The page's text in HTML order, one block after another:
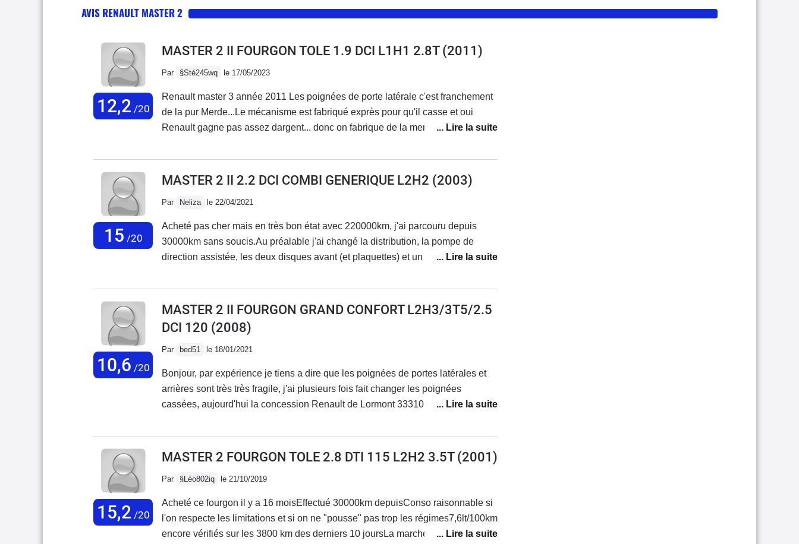
AVIS RENAULT MASTER 2
12,2 /20
MASTER 2 II FOURGON TOLE 1.9 DCI L1H1 2.8T(2011)
Par §Sté245wq le 17/05/2023
Renault master 3 année 2011 Les poignées de porte latérale c'est franchement
de la pur Merde...Le mécanisme est fabriqué exprès pour qu'il casse et oui
Renault gagne pas assez dargent... donc on fabrique de la merde pour faire
petit ergot de 3mm dans une encoche qui s'use très rapidement ergot en
plastique qui fait levier lorsque l'on tire sur la poignée la honte Renault...Du
plastique économique, fixation avec un rivet pop et une rondelle de maintien
intérieur Ingénieur de merde...
15 /20
MASTER 2 II 2.2 DCI COMBI GENERIQUE L2H2 (2003)
Par Neliza le 22/04/2021
Acheté pas cher mais en très bon état avec 220000km, j'ai parcouru depuis
30000km sans soucis.Au préalable j'ai changé la distribution, la pompe de
direction assistée, les deux disques avant (et plaquettes) et un étrier arrière.Je
pas très bruyant aux vitesses usuelles, je roule toujours chargé avec un
remorque, donc 110km/h sur autoroute et vitesse usuelle sur la route.En grosse
gênant.Je suis vraiment très content de ce fourgon.Comme dit dans un
commentaire, j'ai eu une casse de la poignée de porte latérale, mais on en
10,6 /20
MASTER 2 II FOURGON GRAND CONFORT L2H3/3T5/2.5
DCI 120 (2008)
Par bed51 le 18/01/2021
Bonjour, par expérience je tiens a dire que les poignées de portes latérales et
arrières sont très très fragile, j'ai plusieurs fois fait changer les poignées
cassées, aujourd'hui la concession Renault de Lormont 33310 me dit de me
plus, Débrouillez vous!!!!!!J'ai trois master avec tous le même problèmes des
poignées cassées et je ne peux plus accéder à l'arrière de mes camions C EST
UNE HONTE ils n'ont pas plus de 13 ans et 200 000 km en moyenne N
ACHETER PAS DE MASTER sous peines de ne pas pouvoir les réparer
15,2 /20
MASTER 2 FOURGON TOLE 2.8 DTI 115 L2H2 3.5T(2001)
Par §Léo802iq le 21/10/2019
Acheté ce fourgon il y a 16 moisEffectué 30000km depuisConso raisonnable si
l'on respecte les limitations et si on ne "pousse" pas trop les régimes7,6lt/100km
encore vérifiés sur les 3800 km des derniers 10 joursLa marche arrière parfois